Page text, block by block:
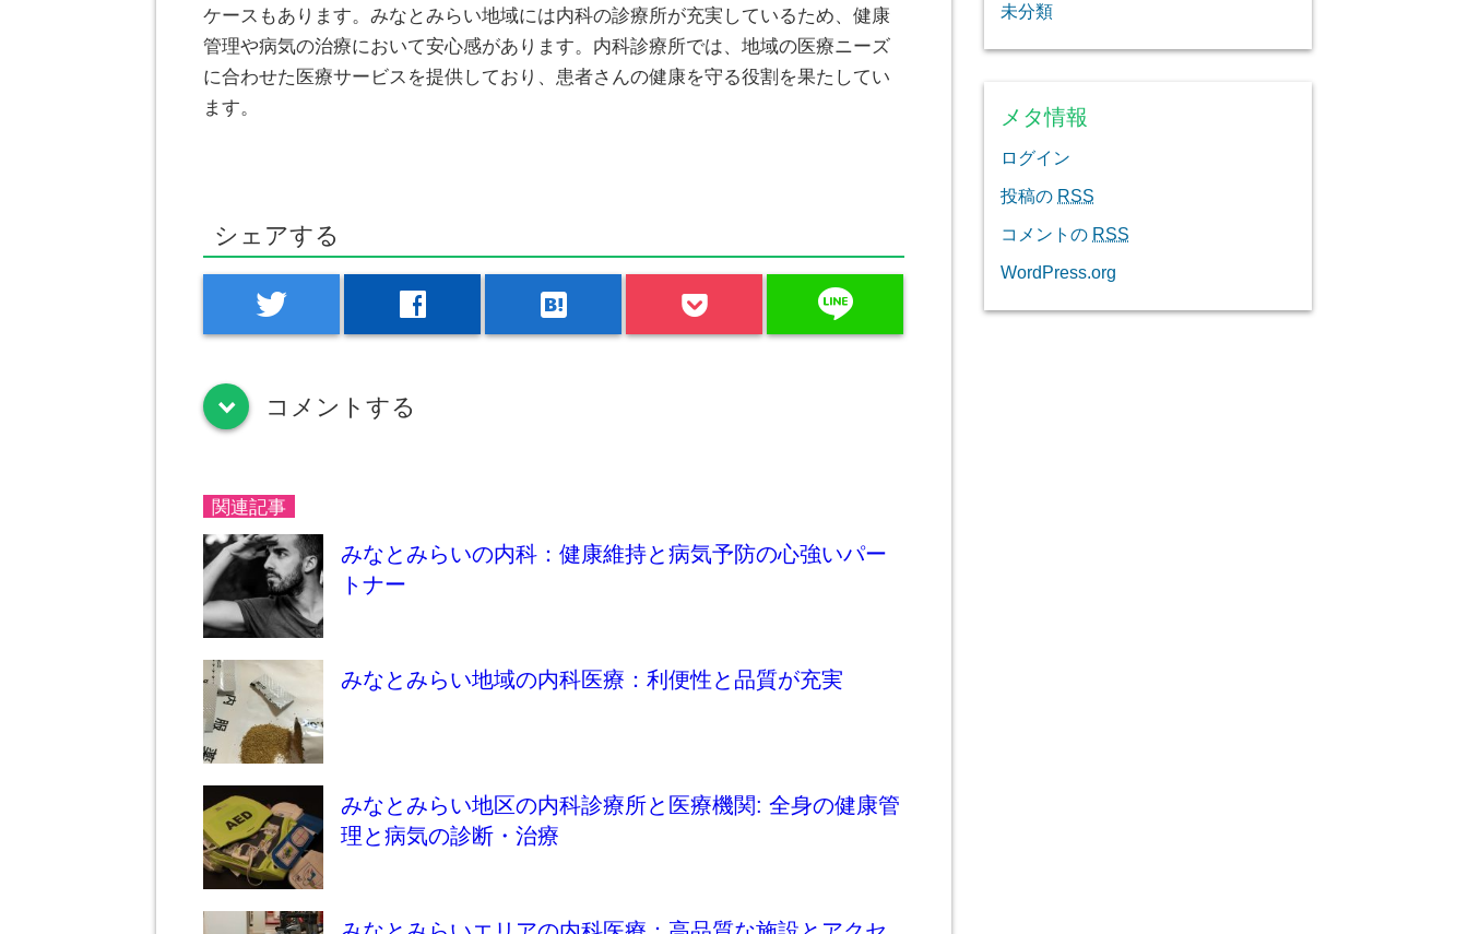
ケースもあります。みなとみらい地域には内科の診療所が充実しているため、健康
管理や病気の治療において安心感があります。内科診療所では、地域の医療ニーズ
に合わせた医療サービスを提供しており、患者さんの健康を守る役割を果たしてい
ます。
シェアする
twitter facebook hatenabookmark line
down コメントする
関連記事
みなとみらいの内科：健康維持と病気予防の心強いパー
トナー
みなとみらい地域の内科医療：利便性と品質が充実
みなとみらい地区の内科診療所と医療機関: 全身の健康管
理と病気の診断・治療
未分類
メタ情報
ログイン
投稿の RSS
コメントの RSS
WordPress.org